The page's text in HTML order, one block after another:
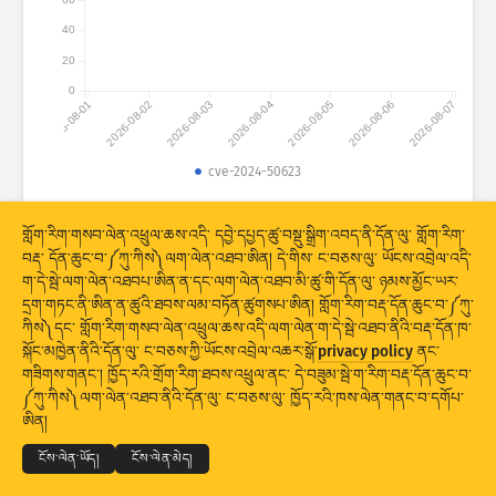
གནས་སྡུད་དྲག་གནོན༔ ཐབས་འཕྲུལ།
གནས་སྡུད་ཆ་ཚང་།
ཚད།
སྡེ་ཚན་གྱི།
རྒྱལ་ཁབ། ངོ་རྟགས།
Stacking ཡིག་དཀྲེགས། ཉིས་བརྩེགས།
གྲུབ་འབྲས་ཚུ་རང་བཞིན་གིས་དུས་མཐུན་བཟོ།
2026-08-01 2026-08-02 2026-08-03 2026-08-04 2026-08-05 2026-08-06 2026-08-07
0
20
40
cve-2024-50623
© 2026THE SHADOWSERVER FOUNDATION
གསང་བྱ་དང་གནས་ཚིག
ང་བཅས་ལུ་འབྲེལ་བ་འཐབ། ངོས་འཛིན།
གློག་རིག་གསབ་ལེན་འཕྲུལ་ཆས་འདི་ དབྱེ་དཔྱད་ཚུ་བསྡུ་སྒྲིག་འབད་ནི་དོན་ལུ་ གློག་རིག་
བརྡ་ དོན་ཆུང་བ་༼ཀུ་ཀིས༽ལག་ལེན་འཐབ་ཨིན། དེ་གིས་ ང་བཅས་ལུ་ ཡོངས་འབྲེལ་འདི་
ག་དེ་སྦེ་ལག་ལེན་འཐབཔ་ཨིན་ན་དང་ལག་ལེན་འཐབ་མི་ཚུ་གི་དོན་ལུ་ ཉམས་མྱོང་ཡར་
དྲག་གཏང་ནི་ཨིན་ན་ཚུའི་ཐབས་ལམ་བཏོན་ཚུགསཔ་ཨིན། གློག་རིག་བརྡ་དོན་ཆུང་བ་༼ཀུ་
ཀིས༽དང་ གློག་རིག་གསབ་ལེན་འཕྲུལ་ཆས་འདི་ལག་ལེན་ག་དེ་སྦེ་འཐབ་ནིའི་བརྡ་དོན་ཁ་
སྐོང་མཁྱེན་ནིའི་དོན་ལུ་ ང་བཅས་ཀྱི་ཡོངས་འབྲེལ་འཆར་སྒོ་privacy policy ནང་
གཟིགས་གནང་། ཁྱོད་རའི་གྲོག་རིག་ཐབས་འཕྲུལ་ནང་ དེ་བཟུམ་སྦེ་ག་རིག་བརྡ་དོན་ཆུང་བ་
༼ཀུ་ཀིས༽ལག་ལེན་འཐབ་ནིའི་དོན་ལུ་ ང་བཅས་ལུ་ ཁྱོད་རའི་ཁས་ལེན་གནང་བ་དགོཔ་
ཨིན།
ངོས་ལེན་ཡོད། ངོས་ལེན་མེད།